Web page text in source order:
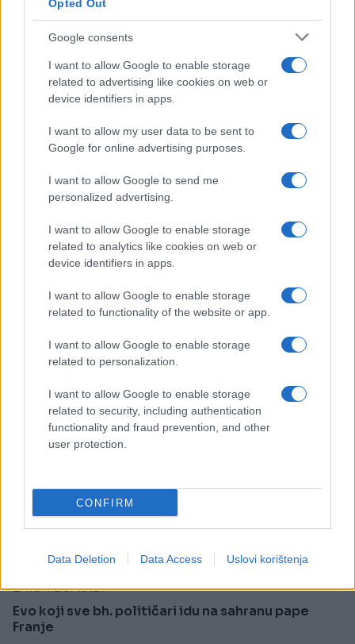
Opted Out
Google consents
I want to allow Google to enable storage
related to advertising like cookies on web or
device identifiers in apps.
I want to allow my user data to be sent to
Google for online advertising purposes.
I want to allow Google to send me
personalized advertising.
I want to allow Google to enable storage
related to analytics like cookies on web or
device identifiers in apps.
I want to allow Google to enable storage
related to functionality of the website or app.
I want to allow Google to enable storage
related to personalization.
I want to allow Google to enable storage
related to security, including authentication
functionality and fraud prevention, and other
user protection.
CONFIRM
Data Deletion Data Access Uslovi korištenja
VIJESTI
26.04.25. 09:39
Na sahrani papi Franji iz BiH prisustvuju Denis
Bećirović, Željka Cvijanović i Borjana Krišto
Saznaj više
24.04.25. 19:21
Evo koji sve bh. političari idu na sahranu pape
Franje